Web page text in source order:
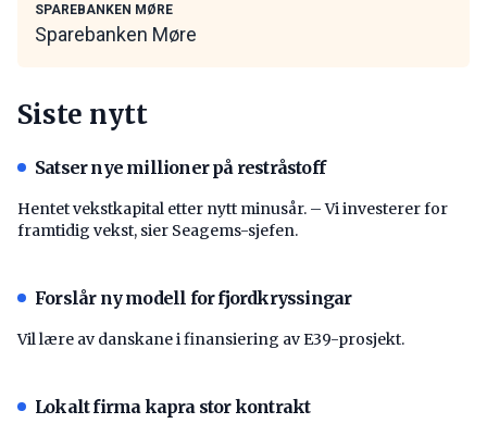
SPAREBANKEN MØRE
Sparebanken Møre
Siste nytt
Satser nye millioner på restråstoff
Hentet vekstkapital etter nytt minusår. – Vi investerer for
framtidig vekst, sier Seagems-sjefen.
Forslår ny modell for fjordkryssingar
Vil lære av danskane i finansiering av E39-prosjekt.
Lokalt firma kapra stor kontrakt